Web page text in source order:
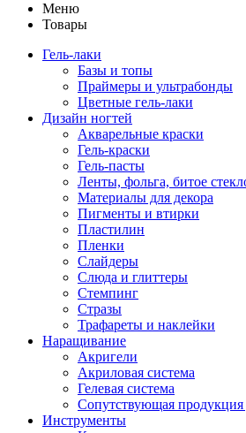
Меню
Товары
Гель-лаки
Базы и топы
Праймеры и ультрабонды
Цветные гель-лаки
Дизайн ногтей
Акварельные краски
Гель-краски
Гель-пасты
Ленты, фольга, битое
Материалы для декора
Пигменты и втирки
Пластилин
Пленки
Слайдеры
Слюда и глиттеры
Стемпинг
Стразы
Трафареты и наклейки
Наращивание
Акригели
Акриловая система
Гелевая система
Сопутствующая
Инструменты